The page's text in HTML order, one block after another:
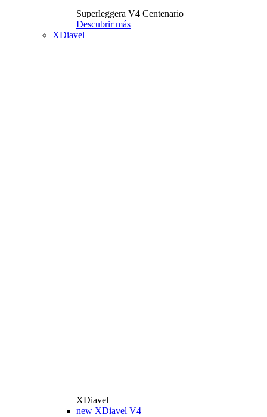
Superleggera V4 Centenario
Descubrir más
XDiavel
XDiavel
new XDiavel V4